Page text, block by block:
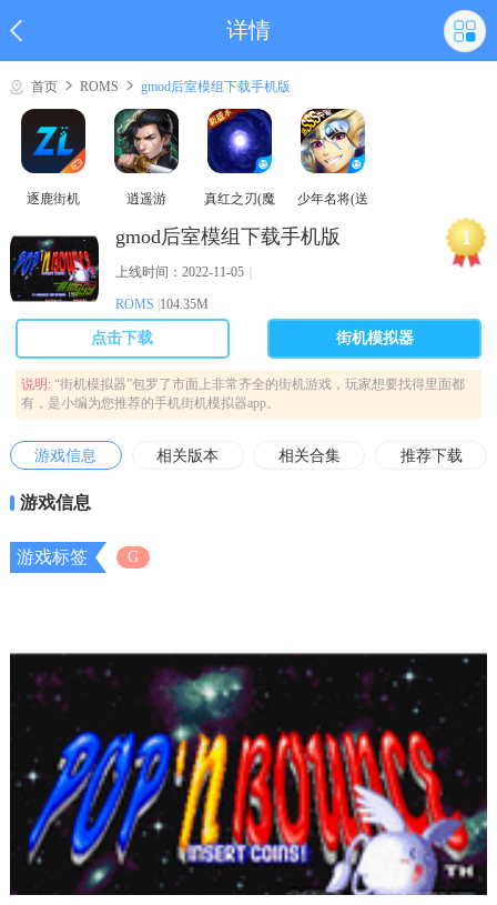
详情
首页 ROMS gmod后室模组下载手机版
逐鹿街机 逍遥游
真红之刃(魔
少年名将(送
1
gmod后室模组下载手机版
上线时间：2022-11-05｜
ROMS 104.35M
点击下载 街机模拟器
说明: “街机模拟器”包罗了市面上非常齐全的街机游戏，玩家想要找得里面都
有，是小编为您推荐的手机街机模拟器app。
游戏信息 相关版本 相关合集 推荐下载
游戏信息
游戏标签 G